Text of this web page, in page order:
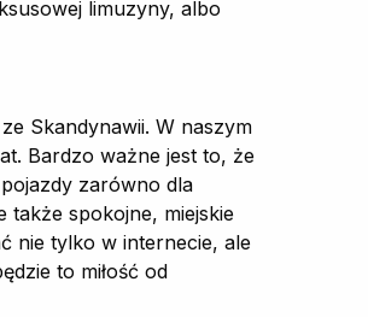
limuzyny, albo
Skandynawii. W naszym
Bardzo ważne jest to, że
zarówno dla
także spokojne, miejskie
nie tylko w internecie, ale
to miłość od